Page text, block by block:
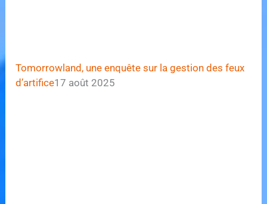
Tomorrowland, une enquête sur la gestion des feux
d’artifice17 août 2025